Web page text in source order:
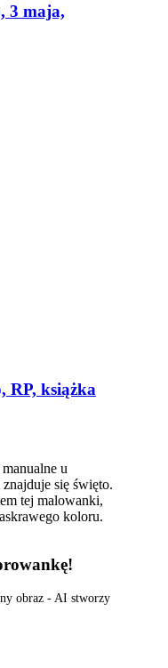
3 maja,
RP, książka
u
się święto.
tej malowanki,
koloru.
obraz - AI stworzy